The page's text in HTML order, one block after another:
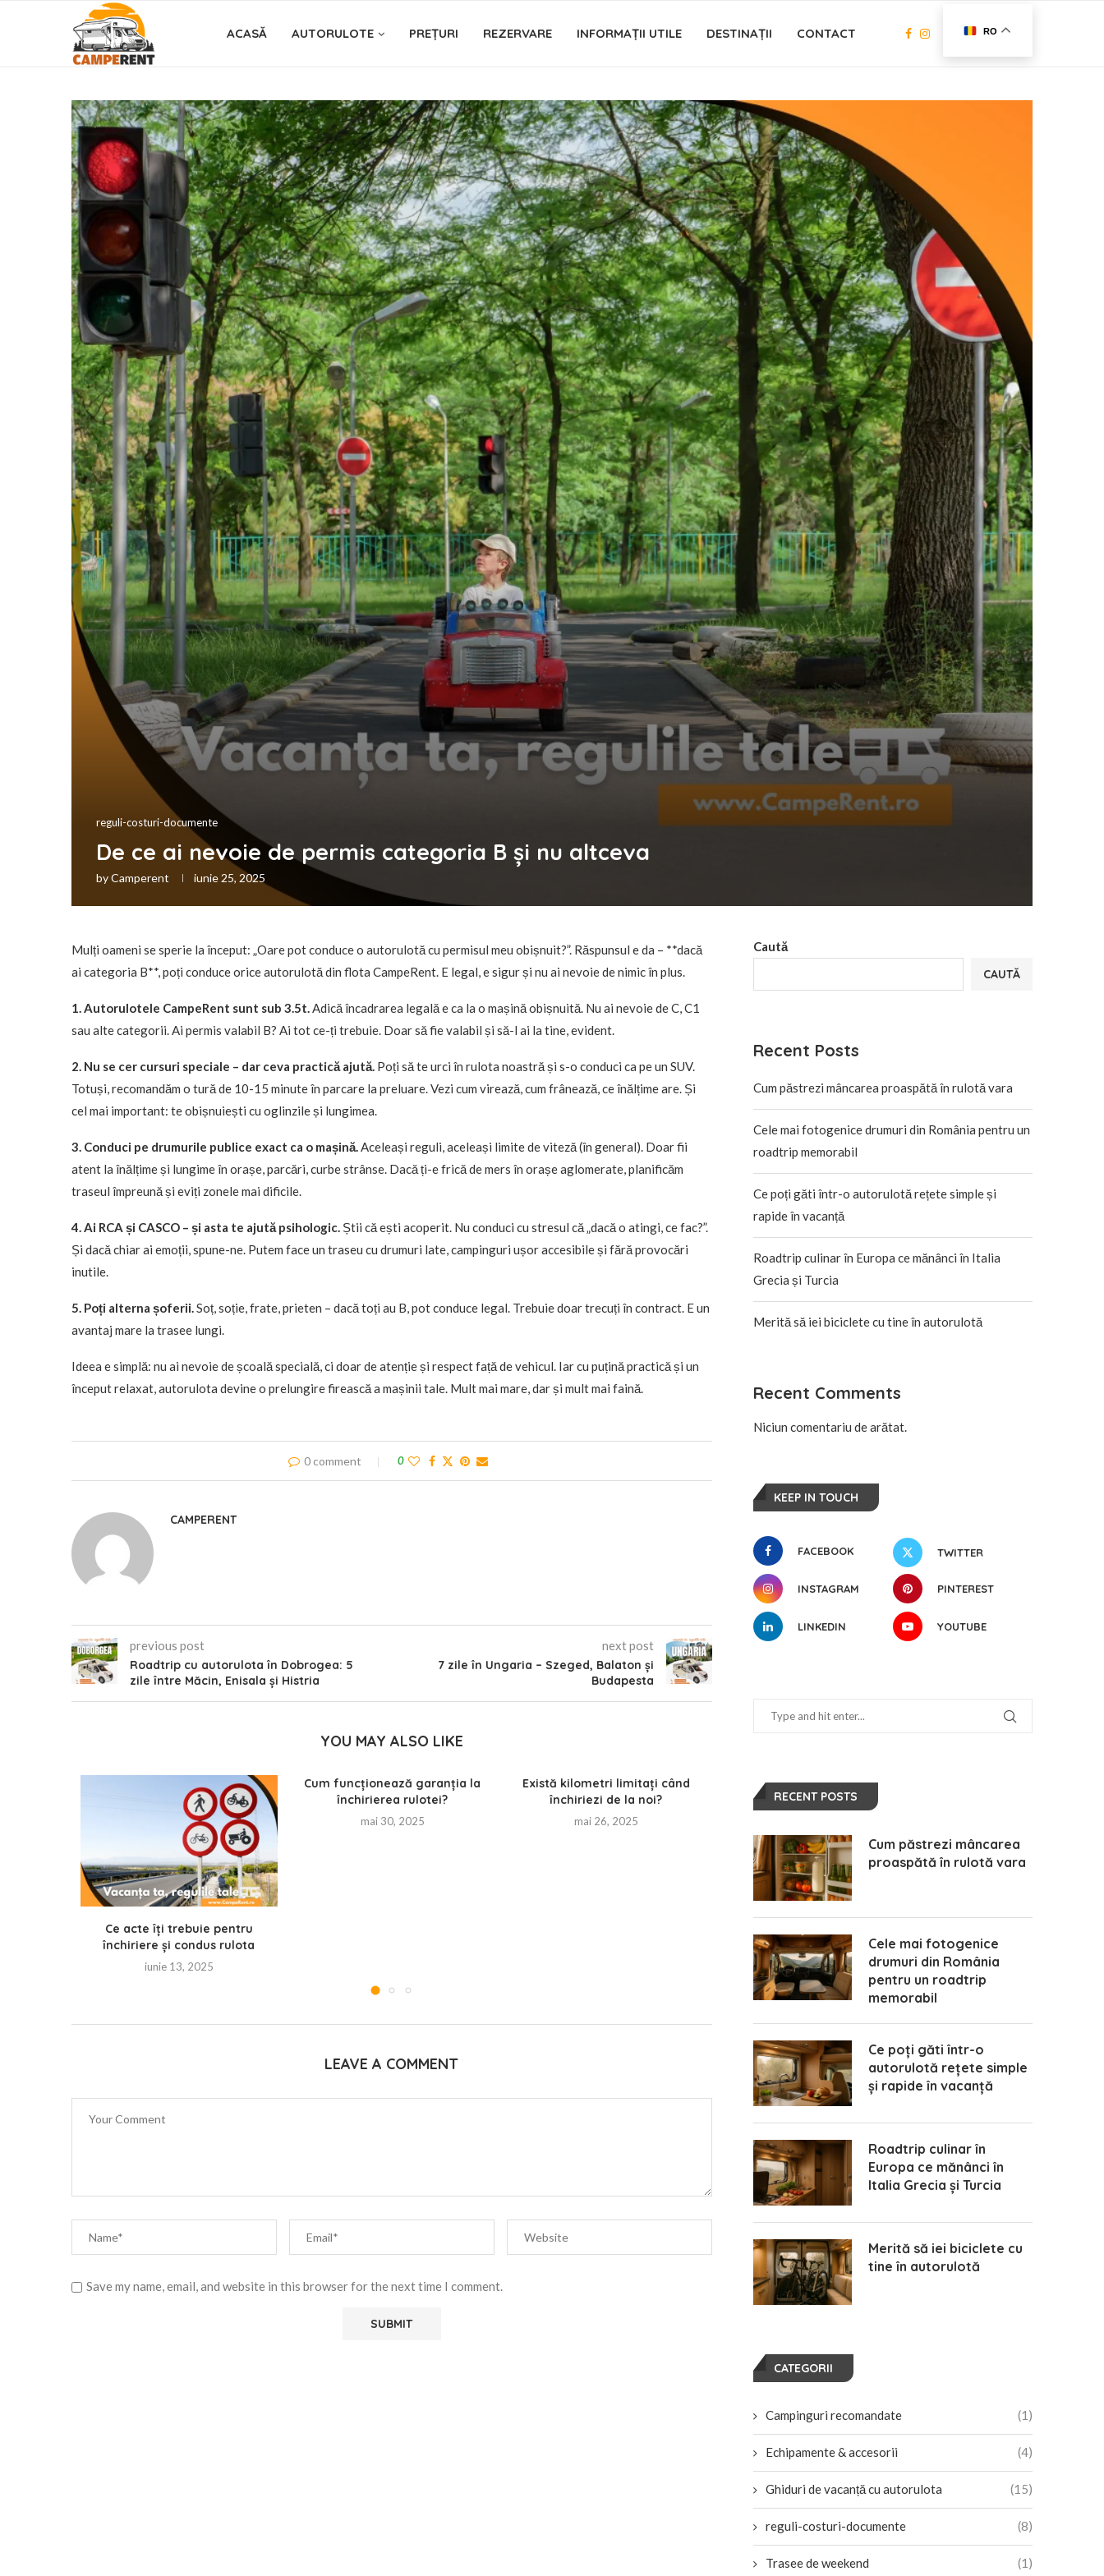
ACASĂ AUTORULOTE PREȚURI REZERVARE INFORMAȚII UTILE DESTINAȚII CONTACT RO
reguli-costuri-documente
De ce ai nevoie de permis categoria B și nu altceva
byCamperent iunie 25, 2025
Mulți oameni se sperie la început: „Oare pot conduce o autorulotă cu permisul meu obișnuit?”. Răspunsul e da – **dacă
ai categoria B**, poți conduce orice autorulotă din flota CampeRent. E legal, e sigur și nu ai nevoie de nimic în plus.
1. Autorulotele CampeRent sunt sub 3.5t.Adică încadrarea legală e ca la o mașină obișnuită. Nu ai nevoie de C, C1
sau alte categorii. Ai permis valabil B? Ai tot ce-ți trebuie. Doar să fie valabil și să-l ai la tine, evident.
2. Nu se cer cursuri speciale – dar ceva practică ajută. Poți să te urci în rulota noastră și s-o conduci ca pe un SUV.
Totuși, recomandăm o tură de 10-15 minute în parcare la preluare. Vezi cum virează, cum frânează, ce înălțime are. Și
cel mai important: te obișnuiești cu oglinzile și lungimea.
3. Conduci pe drumurile publice exact ca o mașină.Aceleași reguli, aceleași limite de viteză (în general). Doar fii
atent la înălțime și lungime în orașe, parcări, curbe strânse. Dacă ți-e frică de mers în orașe aglomerate, planificăm
traseul împreună și eviți zonele mai dificile.
4. Ai RCA și CASCO – și asta te ajută psihologic. Știi că ești acoperit. Nu conduci cu stresul că „dacă o atingi, ce fac?”.
Și dacă chiar ai emoții, spune-ne. Putem face un traseu cu drumuri late, campinguri ușor accesibile și fără provocări
inutile.
5. Poți alterna șoferii.Soț, soție, frate, prieten – dacă toți au B, pot conduce legal. Trebuie doar trecuți în contract. E un
avantaj mare la trasee lungi.
Ideea e simplă: nu ai nevoie de școală specială, ci doar de atenție și respect față de vehicul. Iar cu puțină practică și un
început relaxat, autorulota devine o prelungire firească a mașinii tale. Mult mai mare, dar și mult mai faină.
0 comment 0
CAMPERENT
previous post
Roadtrip cu autorulota în Dobrogea: 5
zile între Măcin, Enisala și Histria
next post
7 zile în Ungaria – Szeged, Balaton și
Budapesta
YOU MAY ALSO LIKE
Ce acte îți trebuie pentru
închiriere și condus rulota
iunie 13, 2025
Cum funcționează garanția la
închirierea rulotei?
mai 30, 2025
Există kilometri limitați când
închiriezi de la noi?
mai 26, 2025
Ce conține contractul de
închiriere și de ce e important
mai 20, 2025
LEAVE A COMMENT
Save my name, email, and website in this browser for the next time I comment.
Caută
CAUTĂ
Recent Posts
Cum păstrezi mâncarea proaspătă în rulotă vara
Cele mai fotogenice drumuri din România pentru un
roadtrip memorabil
Ce poți găti într-o autorulotă rețete simple și
rapide în vacanță
Roadtrip culinar în Europa ce mănânci în Italia
Grecia și Turcia
Merită să iei biciclete cu tine în autorulotă
Recent Comments
Niciun comentariu de arătat.
KEEP IN TOUCH
FACEBOOK TWITTER
INSTAGRAM PINTEREST
LINKEDIN YOUTUBE
RECENT POSTS
Cum păstrezi mâncarea
proaspătă în rulotă vara
Cele mai fotogenice
drumuri din România
pentru un roadtrip
memorabil
Ce poți găti într-o
autorulotă rețete simple
și rapide în vacanță
Roadtrip culinar în
Europa ce mănânci în
Italia Grecia și Turcia
Merită să iei biciclete cu
tine în autorulotă
CATEGORII
Campinguri recomandate (1)
Echipamente & accesorii (4)
Ghiduri de vacanță cu autorulota (15)
reguli-costuri-documente (8)
Trasee de weekend (1)